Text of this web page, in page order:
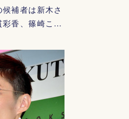
補者は新木さ
彩香、篠崎こ…